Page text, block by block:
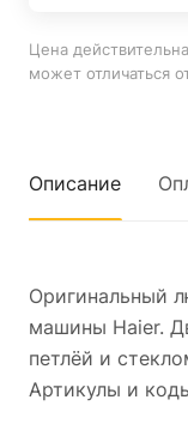
Цена
может отличаться
Описание
Оригинальный
машины Haier.
петлёй и
Артикулы и